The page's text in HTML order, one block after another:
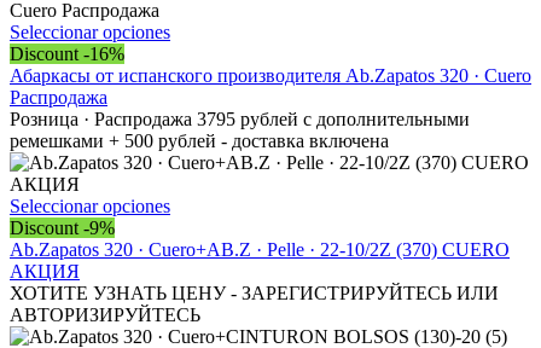
Seleccionar opcionesEste
tiene
variantes.
Las
opciones
pueden
en
página
de
producto
Discount -16%
Абаркасы от испанского производителя Ab.Zapatos 320 · Cuero
Распродажа
Розница · Распродажа 3795 рублей с дополнительными
ремешками + 500 рублей - доставка включена
Seleccionar opcionesEste
tiene
variantes.
Las
opciones
Discount -9%
Ab.Zapatos 320 · Cuero+AB.Z · Pelle · 22-10/2Z (370) CUERO
АКЦИЯ
ХОТИТЕ УЗНАТЬ ЦЕНУ - ЗАРЕГИСТРИРУЙТЕСЬ ИЛИ
АВТОРИЗИРУЙТЕСЬ